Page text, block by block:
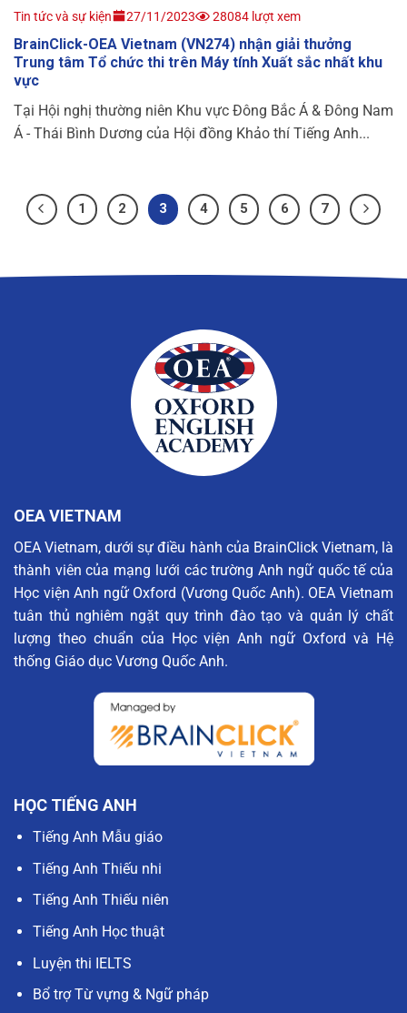
Tin tức và sự kiện 27/11/2023 28084 lượt xem
BrainClick-OEA Vietnam (VN274) nhận giải thưởng
Trung tâm Tổ chức thi trên Máy tính Xuất sắc nhất khu
vực
Tại Hội nghị thường niên Khu vực Đông Bắc Á & Đông Nam
Á - Thái Bình Dương của Hội đồng Khảo thí Tiếng Anh...
1 2 3 4 5 6 7
OEA VIETNAM
OEA Vietnam, dưới sự điều hành của BrainClick Vietnam, là
thành viên của mạng lưới các trường Anh ngữ quốc tế của
Học viện Anh ngữ Oxford (Vương Quốc Anh). OEA Vietnam
tuân thủ nghiêm ngặt quy trình đào tạo và quản lý chất
lượng theo chuẩn của Học viện Anh ngữ Oxford và Hệ
thống Giáo dục Vương Quốc Anh.
HỌC TIẾNG ANH
Tiếng Anh Mẫu giáo
Tiếng Anh Thiếu nhi
Tiếng Anh Thiếu niên
Tiếng Anh Học thuật
Luyện thi IELTS
Bổ trợ Từ vựng & Ngữ pháp